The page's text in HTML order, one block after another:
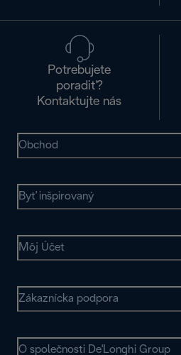
Potrebujete
poradiť?
Kontaktujte nás
Obchod
Byť inšpirovaný
Môj Účet
Zákaznícka podpora
O společnosti De'Longhi Group